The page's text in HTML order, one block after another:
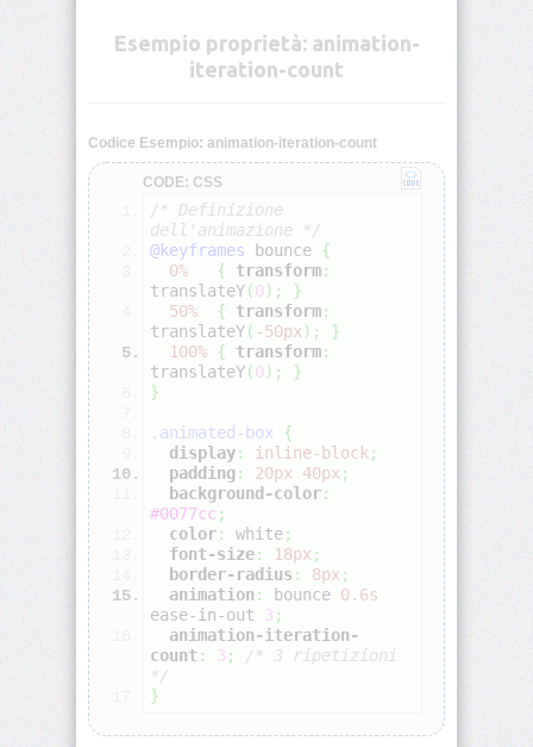
align-
all
animation
animation-
delay
animation-
direction
animation-
duration
animation-
fill-
mode
animation-
iteration-
count
Esempio proprietà: animation-
iteration-count
Codice Esempio: animation-iteration-count
CODE: CSS
/* Definizione
dell'animazione */
@keyframes bounce {
0%
{ transform:
translateY(0 ) ;
}
50%
{ transform:
translateY( -50px ) ;
}
100% { transform:
translateY(0 ) ;
}
}
.animated-box
{
display: inline-block ;
padding: 20px 40px ;
background-color:
#0077cc ;
color: white;
font-size: 18px ;
border-radius : 8px ;
animation : bounce 0.6s
ease-in-out 3 ;
animation-iteration-
count : 3 ;
/* 3 ripetizioni
*/
}